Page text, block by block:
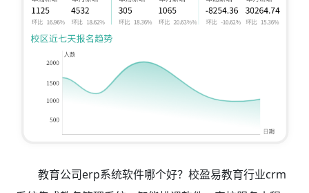
教育公司erp系统软件哪个好？校盈易教育行业crm